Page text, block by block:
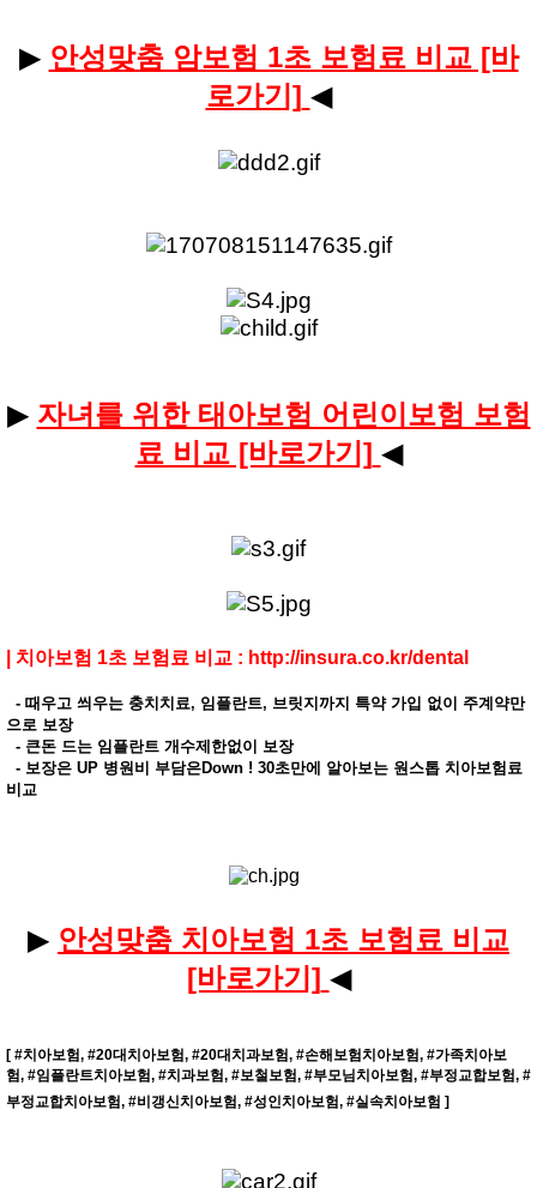
▶ 안성맞춤 암보험 1초 보험료 비교 [바
로가기] ◀
▶ 자녀를 위한 태아보험 어린이보험 보험
료 비교 [바로가기] ◀
치아보험 1초 보험료 비교 : http://insura.co.kr/dental
- 때우고 씌우는 충치치료, 임플란트, 브릿지까지 특약 가입 없이 주계약만
으로 보장
- 큰돈 드는 임플란트 개수제한없이 보장
- 보장은 UP 병원비 부담은Down ! 30초만에 알아보는 원스톱 치아보험료
비교
▶ 안성맞춤 치아보험 1초 보험료 비교
[바로가기] ◀
​[ #치아보험, #20대치아보험, #20대치과보험, #손해보험치아보험, #가족치아보
험, #임플란트치아보험, #치과보험, #보철보험, #부모님치아보험, #부정교합보험, #
부정교합치아보험, #비갱신치아보험, #성인치아보험, #실속치아보험 ]